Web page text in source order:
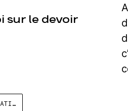
sur le devoir
# RÉGULATION DES MULTINATIONALES